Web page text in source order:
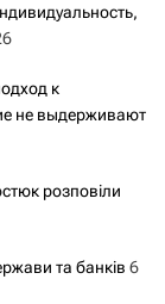
к
не выдерживают
розповіли
та банків 6